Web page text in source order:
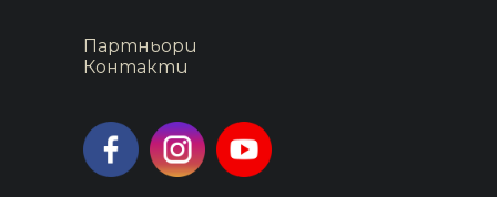
Партньори
Контакти